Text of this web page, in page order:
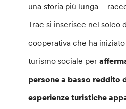
una storia più lunga –
Trac si inserisce nel solco
cooperativa che ha
turismo sociale per
persone a basso reddito
esperienze turistiche